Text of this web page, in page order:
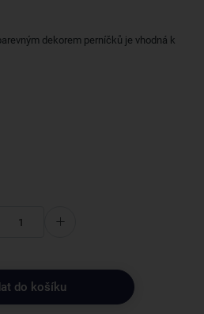
dekorem perníčků je vhodná k
do košíku